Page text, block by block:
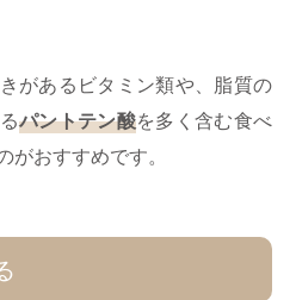
があるビタミン類や、脂質の
パントテン酸を多く含む食べ
がおすすめです。